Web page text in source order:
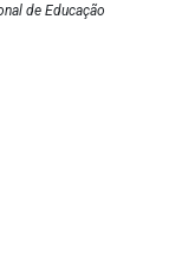
de Educação